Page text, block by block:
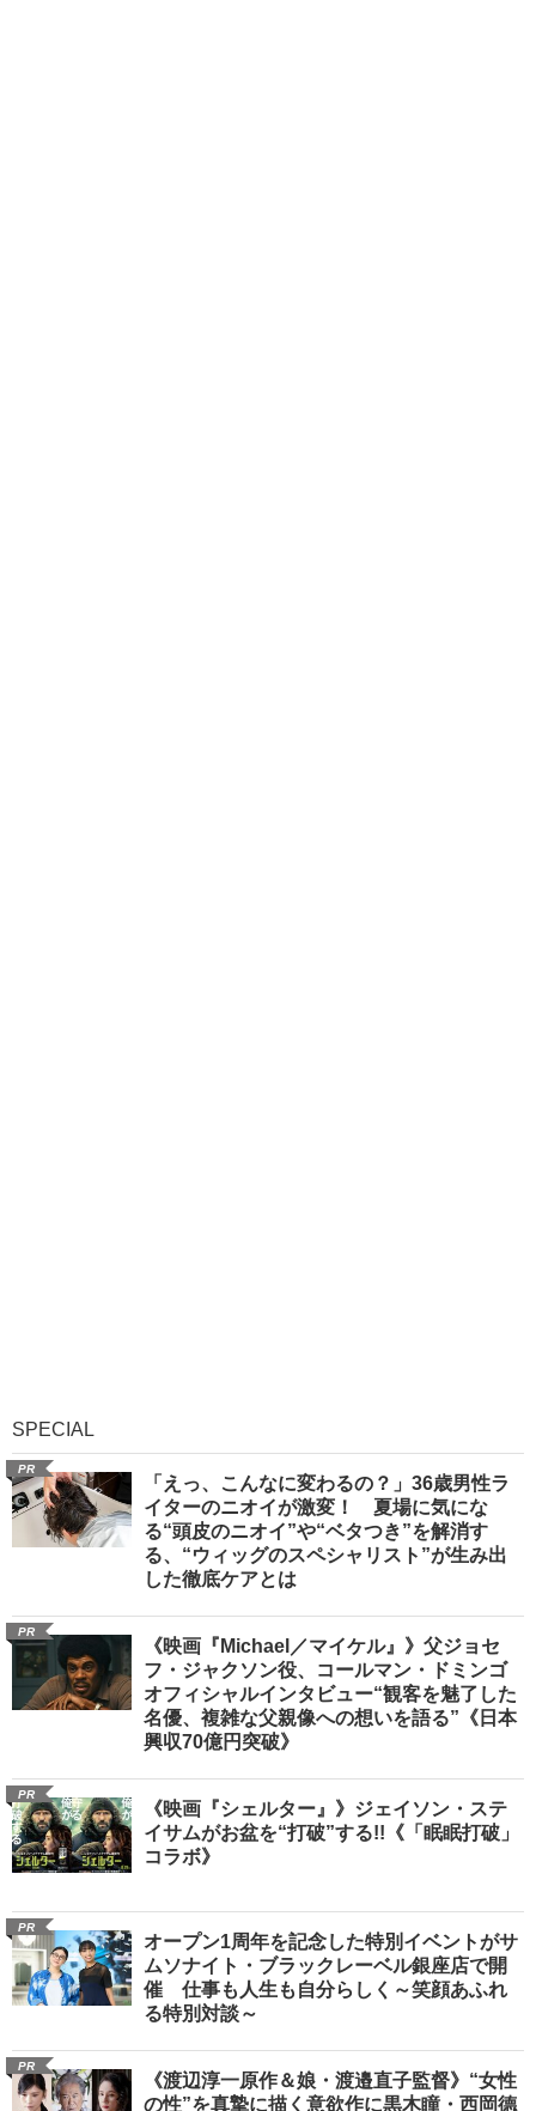
SPECIAL
PR
「えっ、こんなに変わるの？」36歳男性ラ
イターのニオイが激変！ 夏場に気にな
る“頭皮のニオイ”や“ベタつき”を解消す
る、“ウィッグのスペシャリスト”が生み出
した徹底ケアとは
PR
《映画『Michael／マイケル』》父ジョセ
フ・ジャクソン役、コールマン・ドミンゴ
オフィシャルインタビュー“観客を魅了した
名優、複雑な父親像への想いを語る”《日本
興収70億円突破》
PR
《映画『シェルター』》ジェイソン・ステ
イサムがお盆を“打破”する!!《「眠眠打破」
コラボ》
PR
オープン1周年を記念した特別イベントがサ
ムソナイト・ブラックレーベル銀座店で開
催 仕事も人生も自分らしく～笑顔あふれ
る特別対談～
PR
《渡辺淳一原作＆娘・渡邉直子監督》“女性
の性”を真摯に描く意欲作に黒木瞳・西岡德